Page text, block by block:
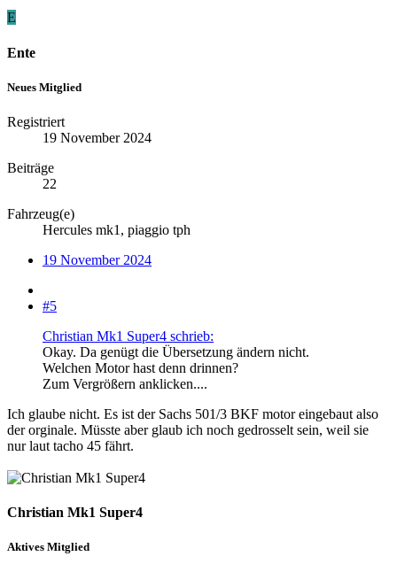
E
Ente
Neues Mitglied
Registriert
19 November 2024
Beiträge
22
Fahrzeug(e)
Hercules mk1, piaggio tph
19 November 2024
#5
Christian Mk1 Super4 schrieb:
Okay. Da genügt die Übersetzung ändern nicht.
Welchen Motor hast denn drinnen?
Zum Vergrößern anklicken....
Ich glaube nicht. Es ist der Sachs 501/3 BKF motor eingebaut also
der orginale. Müsste aber glaub ich noch gedrosselt sein, weil sie
nur laut tacho 45 fährt.
Christian Mk1 Super4
Aktives Mitglied